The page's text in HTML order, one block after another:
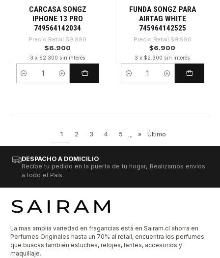
CARCASA SONGZ
IPHONE 13 PRO
749564142034
Precio Retail $9.990
$6.900
3 x $2.300 sin interés
Cantidad
FUNDA SONGZ PARA
AIRTAG WHITE
745964142525
Precio Retail $9.990
$6.900
3 x $2.300 sin interés
Cantidad
1 2 3 4 5 ... » Último
DESPACHO A DOMICILIO
Recibe tu pedido en la puerta de tu hogar, Realizamos envíos
a todo el País.
La mas amplia variedad en fragancias está en Sairam.cl ahorra en
Perfumes Originales hasta un 70% al retail, encuentra los perfumes
que buscas también estuches, relojes, lentes, accesorios y
maquillaje.